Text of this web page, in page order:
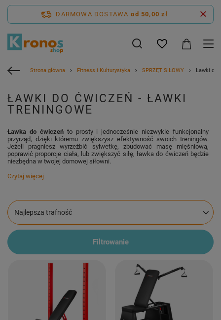
DARMOWA DOSTAWA od 50,00 zł
Strona główna Fitness i Kulturystyka SPRZĘT SIŁOWY Ławki do
ŁAWKI DO ĆWICZEŃ - ŁAWKI
TRENINGOWE
Ławka do ćwiczeńto prosty i jednocześnie niezwykle funkcjonalny
przyrząd, dzięki któremu zwiększysz efektywność swoich treningów.
Jeżeli pragniesz wyrzeźbić sylwetkę, zbudować masę mięśniową,
poprawić proporcje ciała, lub zwiększyć siłę, ławka do ćwiczeń będzie
niezbędna w twojej domowej siłowni.
Czytaj więcej
Zmień sortowanie
Najlepsza trafność
Filtrowanie